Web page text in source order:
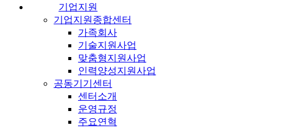
기업지원
기업지원종합센터
가족회사
기술지원사업
맞춤형지원사업
인력양성지원사업
공동기기센터
센터소개
운영규정
주요연혁